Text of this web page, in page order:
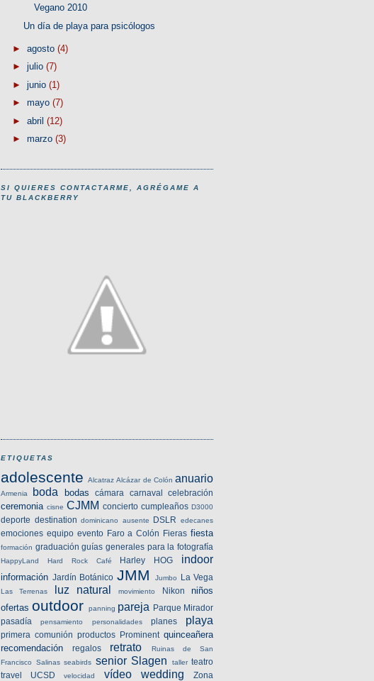
Vegano 2010
Un día de playa para psicólogos
► agosto (4)
► julio (7)
► junio (1)
► mayo (7)
► abril (12)
► marzo (3)
SI QUIERES CONTACTARME, AGRÉGAME A
TU BLACKBERRY
ETIQUETAS
adolescente Alcatraz Alcázar de Colón anuario
Armenia boda bodas cámara carnaval celebración
ceremonia cisne CJMM concierto cumpleaños D3000
deporte destination dominicano ausente DSLR edecanes
emociones equipo evento Faro a Colón Fieras fiesta
formación graduación guías generales para la fotografía
HappyLand Hard Rock Café Harley HOG indoor
información Jardín Botánico JMM Jumbo La Vega
Las Terrenas luz natural movimiento Nikon
niños
ofertas outdoor panning pareja Parque Mirador
pasadía
pensamiento personalidades planes playa
primera comunión productos Prominent quinceañera
recomendación
regalos retrato
Ruinas de San
Francisco
Salinas seabirds senior Slagen taller teatro
travel
UCSD velocidad vídeo wedding
Zona